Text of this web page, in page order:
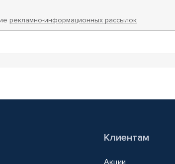
рекламно-информационных рассылок
Клиентам
Акции